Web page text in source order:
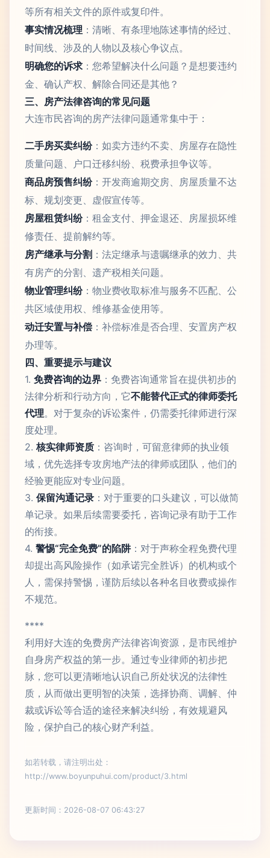
等所有相关文件的原件或复印件。
事实情况梳理 ：清晰、有条理地陈述事情的经过、
时间线、涉及的人物以及核心争议点。
明确您的诉求 ：您希望解决什么问题？是想要违约
金、确认产权、解除合同还是其他？
三、房产法律咨询的常见问题
大连市民咨询的房产法律问题通常集中于：
二手房买卖纠纷：如卖方违约不卖、房屋存在隐性
质量问题、户口迁移纠纷、税费承担争议等。
商品房预售纠纷：开发商逾期交房、房屋质量不达
标、规划变更、虚假宣传等。
房屋租赁纠纷：租金支付、押金退还、房屋损坏维
修责任、提前解约等。
房产继承与分割 ：法定继承与遗嘱继承的效力、共
有房产的分割、遗产税相关问题。
物业管理纠纷：物业费收取标准与服务不匹配、公
共区域使用权、维修基金使用等。
动迁安置与补偿 ：补偿标准是否合理、安置房产权
办理等。
四、重要提示与建议
1. 免费咨询的边界 ：免费咨询通常旨在提供初步的
法律分析和行动方向，它不能替代正式的律师委托
代理。对于复杂的诉讼案件，仍需委托律师进行深
度处理。
2. 核实律师资质 ：咨询时，可留意律师的执业领
域，优先选择专攻房地产法的律师或团队，他们的
经验更能应对专业问题。
3. 保留沟通记录 ：对于重要的口头建议，可以做简
单记录。如果后续需要委托，咨询记录有助于工作
的衔接。
4. 警惕“完全免费”的陷阱：对于声称全程免费代理
却提出高风险操作（如承诺完全胜诉）的机构或个
人，需保持警惕，谨防后续以各种名目收费或操作
不规范。
****
利用好大连的免费房产法律咨询资源，是市民维护
自身房产权益的第一步。通过专业律师的初步把
脉，您可以更清晰地认识自己所处状况的法律性
质，从而做出更明智的决策，选择协商、调解、仲
裁或诉讼等合适的途径来解决纠纷，有效规避风
险，保护自己的核心财产利益。
如若转载，请注明出处：
http://www.boyunpuhui.com/product/3.html
更新时间：2026-08-07 06:43:27